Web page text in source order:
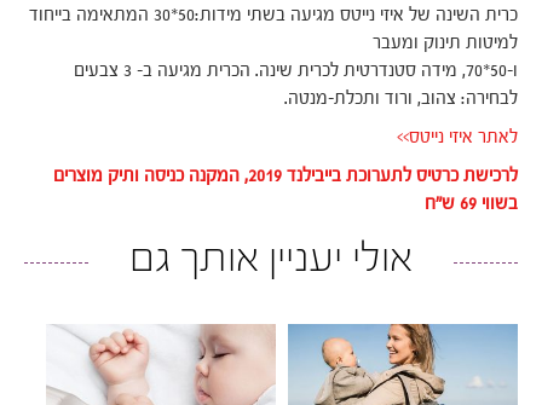
כרית השינה של איזי נייטס מגיעה בשתי מידות:50*30 המתאימה בייחוד
למיטות תינוק ומעבר
ו-50*70, מידה סטנדרטית לכרית שינה. הכרית מגיעה ב- 3 צבעים
לבחירה: צהוב, ורוד ותכלת-מנטה.
לאתר איזי נייטס>>
לרכישת כרטיס לתערוכת בייבילנד 2019, המקנה כניסה ותיק מוצרים
בשווי 69 ש"ח
אולי יעניין אותך גם